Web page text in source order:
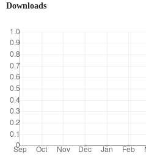
Downloads